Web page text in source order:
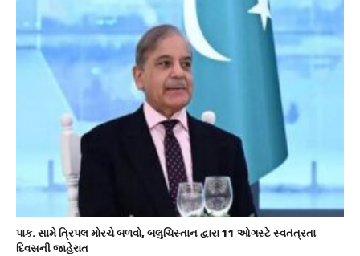
પાક. સામે ત્રિપલ મોરચે બળવો, બલુચિસ્તાન દ્વારા 11 ઓગસ્ટે સ્વતંત્રતા
દિવસની જાહેરાત